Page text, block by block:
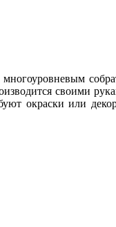
своими
окраски или